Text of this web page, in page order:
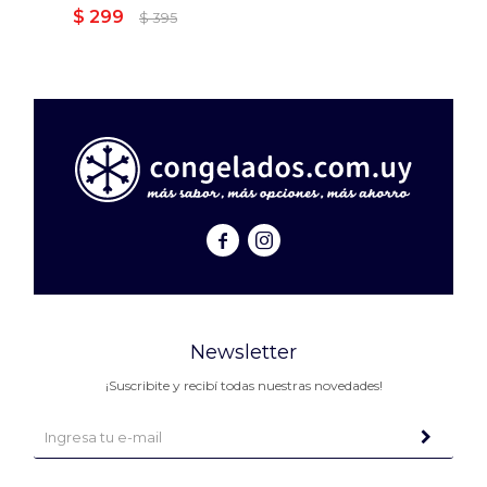
$ 299 $ 395
 
Newsletter
¡Suscribite y recibí todas nuestras novedades!